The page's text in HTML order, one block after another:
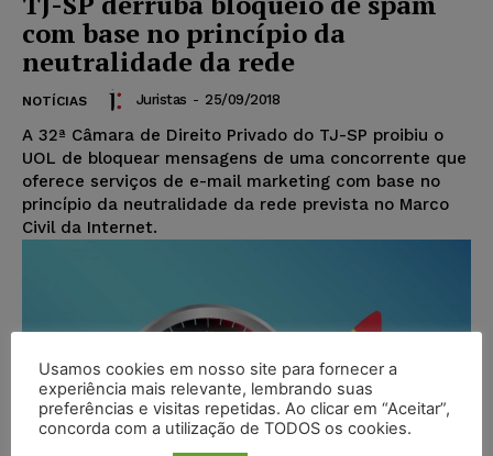
com base no princípio da
neutralidade da rede
NOTÍCIAS Juristas - 25/09/2018
A 32ª Câmara de Direito Privado do TJ-SP proibiu o
UOL de bloquear mensagens de uma concorrente que
oferece serviços de e-mail marketing com base no
princípio da neutralidade da rede prevista no Marco
Civil da Internet.
Usamos cookies em nosso site para fornecer a
experiência mais relevante, lembrando suas
preferências e visitas repetidas. Ao clicar em “Aceitar”,
concorda com a utilização de TODOS os cookies.